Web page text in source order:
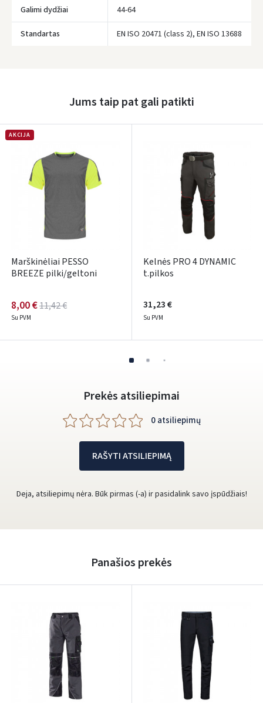
Galimi dydžiai 44-64
Standartas EN ISO 20471 (class 2), EN ISO 13688
Jums taip pat gali patikti
AKCIJA
Marškinėliai PESSO
BREEZE pilki/geltoni
8,00 €11,42 €
Su PVM
Kelnės PRO 4 DYNAMIC
t.pilkos
31,23 €
Su PVM
Prekės atsiliepimai
0 atsiliepimų
RAŠYTI ATSILIEPIMĄ
Deja, atsiliepimų nėra. Būk pirmas (-a) ir pasidalink savo įspūdžiais!
Rašyti atsiliepimą
Panašios prekės
Dar neturite paskyros? Registruokites